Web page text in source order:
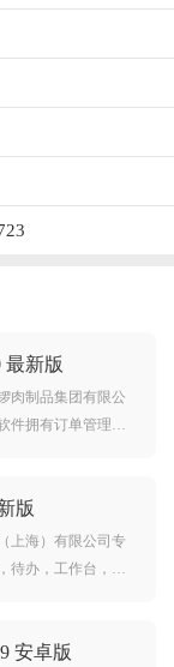
最新版
肉制品集团有限公
件拥有订单管理，
版
上海）有限公司专
待办，工作台，数
安卓版